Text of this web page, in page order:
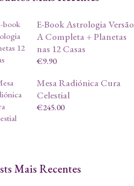
E-Book Astrologia Versão
A Completa + Planetas
nas 12 Casas
€9.90
Mesa Radiónica Cura
Celestial
€245.00
Mais Recentes